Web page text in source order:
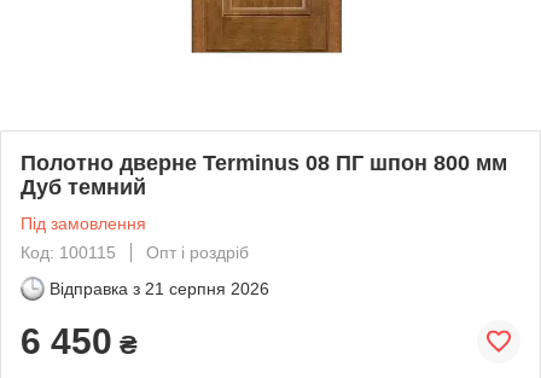
Полотно дверне Terminus 08 ПГ шпон 800 мм
Дуб темний
Під замовлення
Код: 100115
Опт і роздріб
Відправка з 21 серпня 2026
6 450 ₴